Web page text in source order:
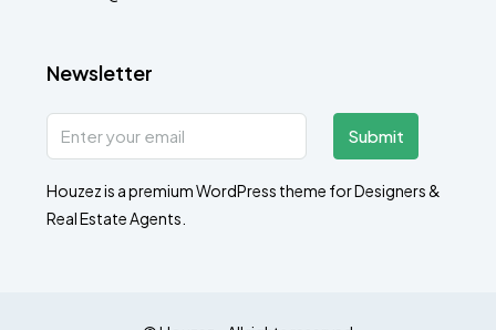
Newsletter
Submit
Houzez is a premium WordPress theme for Designers &
Real Estate Agents.